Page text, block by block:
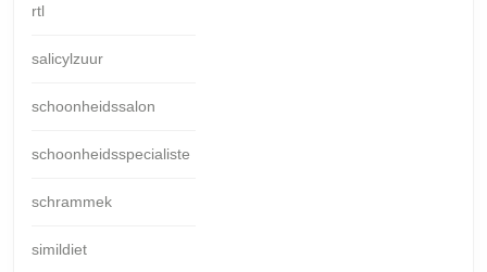
rtl
salicylzuur
schoonheidssalon
schoonheidsspecialiste
schrammek
simildiet